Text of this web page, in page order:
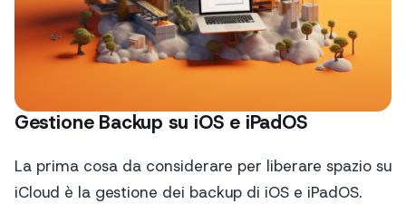
Gestione Backup su iOS e iPadOS
La prima cosa da considerare per liberare spazio su
iCloud è la gestione dei backup di iOS e iPadOS.